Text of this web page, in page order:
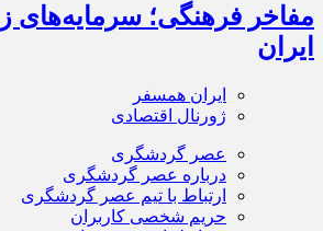
مفاخر فرهنگی؛ سرمایه‌های
ایران
ایران همسفر
ژورنال اقتصادی
عصر گردشگری
درباره عصر گردشگری
ارتباط با تیم عصر گردشگری
حریم شخصی کاربران